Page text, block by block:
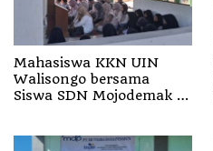
Mahasiswa KKN UIN
Walisongo bersama
Siswa SDN Mojodemak 3